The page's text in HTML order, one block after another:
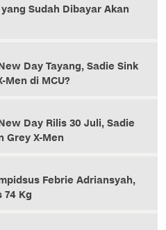
Sudah Dibayar Akan
Day Tayang, Sadie Sink
Men di MCU?
Day Rilis 30 Juli, Sadie
Grey X-Men
Febrie Adriansyah,
74 Kg